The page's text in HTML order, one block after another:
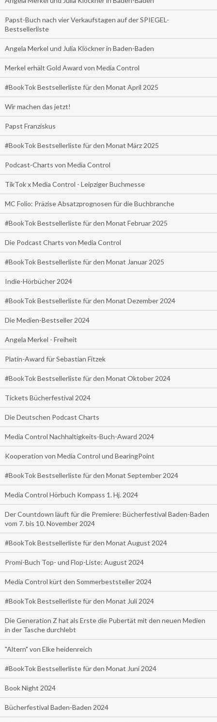
Papst-Buch nach vier Verkaufstagen auf der SPIEGEL-
Bestsellerliste
Angela Merkel und Julia Klöckner in Baden-Baden
Merkel erhält Gold Award von Media Control
#BookTok Bestsellerliste für den Monat April 2025
Wir machen das jetzt!
Papst Franziskus
#BookTok Bestsellerliste für den Monat März 2025
Podcast-Charts von Media Control
TikTok x Media Control - Leipziger Buchmesse
MC Folio: Präzise Absatzprognosen für die Buchbranche
#BookTok Bestsellerliste für den Monat Februar 2025
Die Podcast Charts von Media Control
#BookTok Bestsellerliste für den Monat Januar 2025
Indie-Hörbücher 2024
#BookTok Bestsellerliste für den Monat Dezember 2024
Die Medien-Bestseller 2024
Angela Merkel - Freiheit
Platin-Award für Sebastian Fitzek
#BookTok Bestsellerliste für den Monat Oktober 2024
Tickets Bücherfestival 2024
Die Deutschen Podcast Charts
Media Control Nachhaltigkeits-Buch-Award 2024
Kooperation von Media Control und BearingPoint
#BookTok Bestsellerliste für den Monat September 2024
Media Control Hörbuch Kompass 1. Hj. 2024
Der Countdown läuft für die Premiere: Bücherfestival Baden-Baden
vom 7. bis 10. November 2024
#BookTok Bestsellerliste für den Monat August 2024
Promi-Buch Top- und Flop-Liste: August 2024
Media Control kürt den Sommerbeststeller 2024
#BookTok Bestsellerliste für den Monat Juli 2024
Die Generation Z hat als Erste die Pubertät mit den neuen Medien
in der Tasche durchlebt
"Altern" von Elke heidenreich
#BookTok Bestsellerliste für den Monat Juni 2024
Book Night 2024
Bücherfestival Baden-Baden 2024